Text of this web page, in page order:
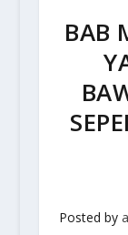
BAB
Posted by